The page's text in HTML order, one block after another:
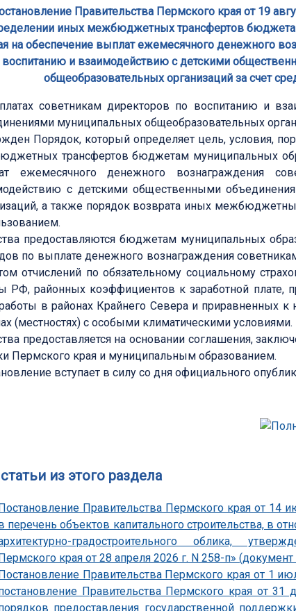
Правительства Пермского края от 19
иных межбюджетных трансфертов
на обеспечение выплат ежемесячного денежного
воспитанию и взаимодействию с детскими
общеобразовательных организаций за счет
советникам директоров по воспитанию и
муниципальных общеобразовательных
Порядок, который определяет цель, условия,
трансфертов бюджетам муниципальных
ежемесячного денежного вознаграждения
с детскими общественными
а также порядок возврата иных
предоставляются бюджетам муниципальных
по выплате денежного вознаграждения
отчислений по обязательному социальному
РФ, районных коэффициентов к заработной плате,
в районах Крайнего Севера и приравненных к
(местностях) с особыми климатическими условиями.
предоставляется на основании соглашения,
Пермского края и муниципальным образованием.
вступает в силу со дня официального
из этого раздела
Постановление Правительства Пермского края от 14
перечень объектов капитального строительства, в
градостроительного облика,
Пермского края от 28 апреля 2026 г. N 258-п»
Постановление Правительства Пермского края от 1
Правительства Пермского края от
предоставления государственной